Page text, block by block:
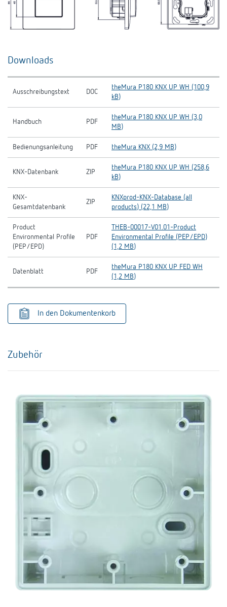
Downloads
Ausschreibungstext DOC
theMura P180 KNX UP WH (100,9
kB)
Handbuch PDF
theMura P180 KNX UP WH (3,0
MB)
Bedienungsanleitung PDF theMura KNX (2,9 MB)
KNX-Datenbank ZIP
theMura P180 KNX UP WH (258,6
kB)
KNX-
Gesamtdatenbank
ZIP
KNXprod-KNX-Database (all
products) (22,1 MB)
Product
Environmental Profile
(PEP/EPD)
PDF
THEB-00017-V01.01-Product
Environmental Profile (PEP/EPD)
(1,2 MB)
Datenblatt PDF
theMura P180 KNX UP FED WH
(1,2 MB)
In den Dokumentenkorb
Zubehör